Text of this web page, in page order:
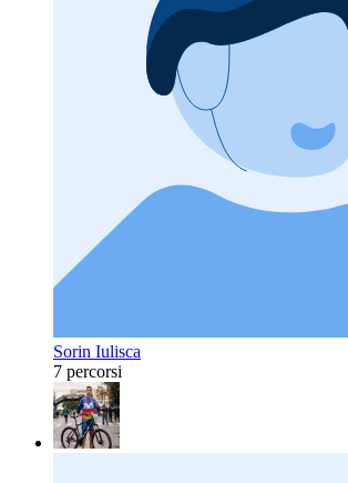
Sorin Iulisca
7 percorsi